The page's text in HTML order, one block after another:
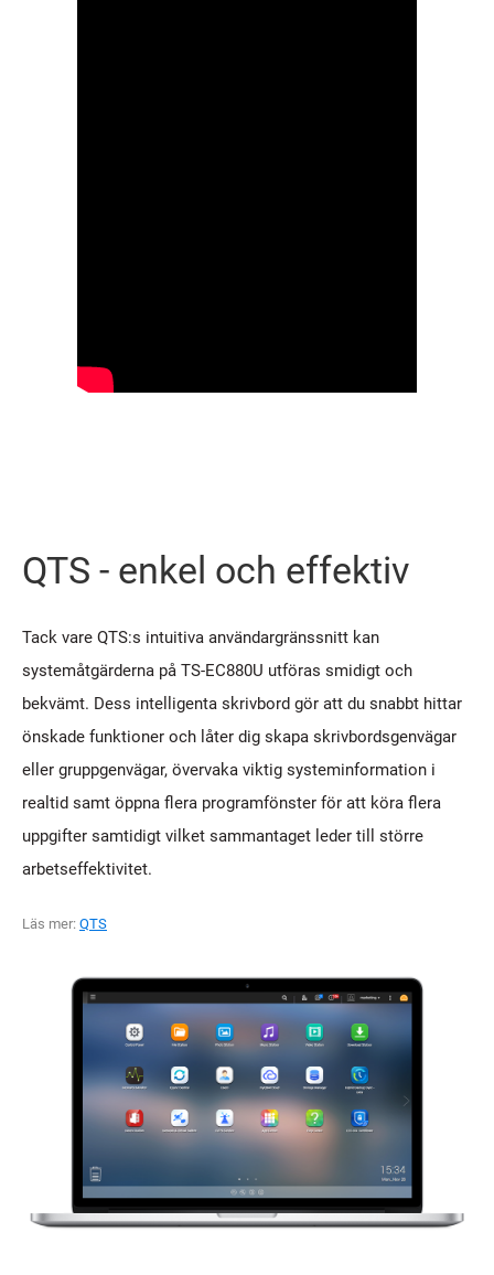
QTS - enkel och effektiv
Tack vare QTS:s intuitiva användargränssnitt kan
systemåtgärderna på TS-EC880U utföras smidigt och
bekvämt. Dess intelligenta skrivbord gör att du snabbt hittar
önskade funktioner och låter dig skapa skrivbordsgenvägar
eller gruppgenvägar, övervaka viktig systeminformation i
realtid samt öppna flera programfönster för att köra flera
uppgifter samtidigt vilket sammantaget leder till större
arbetseffektivitet.
Läs mer: QTS